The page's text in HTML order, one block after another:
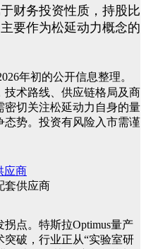
财务投资性质，持股比
要作为松延动力概念的
年初的公开信息整理。
技术路线、供应链格局及商
密切关注松延动力自身的量
态势。投资有风险入市需谨
应商
套供应商
点。特斯拉Optimus量产
破，行业正从“实验室研